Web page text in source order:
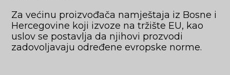
Za većinu proizvođača namještaja iz Bosne i
Hercegovine koji izvoze na tržište EU, kao
uslov se postavlja da njihovi prozvodi
zadovoljavaju određene evropske norme.